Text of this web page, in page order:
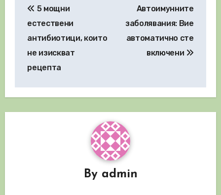
5 мощни
естествени
антибиотици, които
не изискват
рецепта
Автоимунните
заболявания: Вие
автоматично сте
включени
By admin